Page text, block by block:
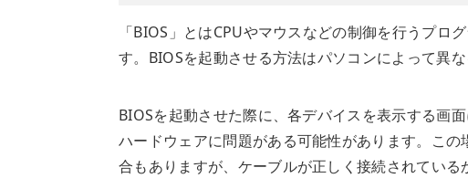
「BIOS」とはCPUやマウスなどの制御を行うプ
す。BIOSを起動させる方法はパソコンによって異
BIOSを起動させた際に、各デバイスを表示する画
ハードウェアに問題がある可能性があります。こ
合もありますが、ケーブルが正しく接続されてい